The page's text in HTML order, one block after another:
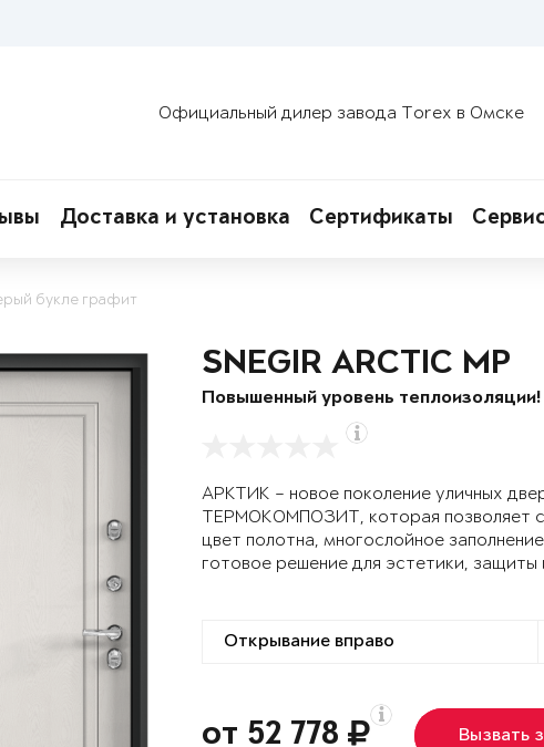
Официальный дилер завода Torex в Омске
Доставка и установка Сертификаты
букле графит
SNEGIR ARCTIC MP
Повышенный уровень теплоизоляции!
АРКТИК – новое поколение уличных
ТЕРМОКОМПОЗИТ, которая позволяет
цвет полотна, многослойное
готовое решение для эстетики,
от 52 778 Вызвать